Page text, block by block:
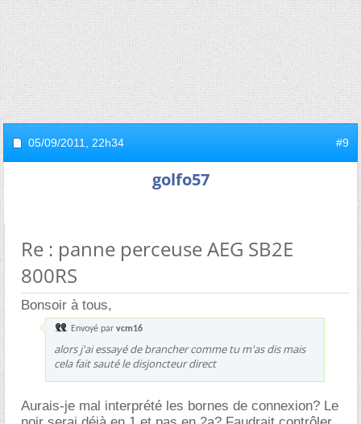
05/09/2011, 22h34 #9
golfo57
Re : panne perceuse AEG SB2E
800RS
Bonsoir à tous,
Envoyé par vcm16
alors j'ai essayé de brancher comme tu m'as dis mais
cela fait sauté le disjoncteur direct
Aurais-je mal interprété les bornes de connexion? Le